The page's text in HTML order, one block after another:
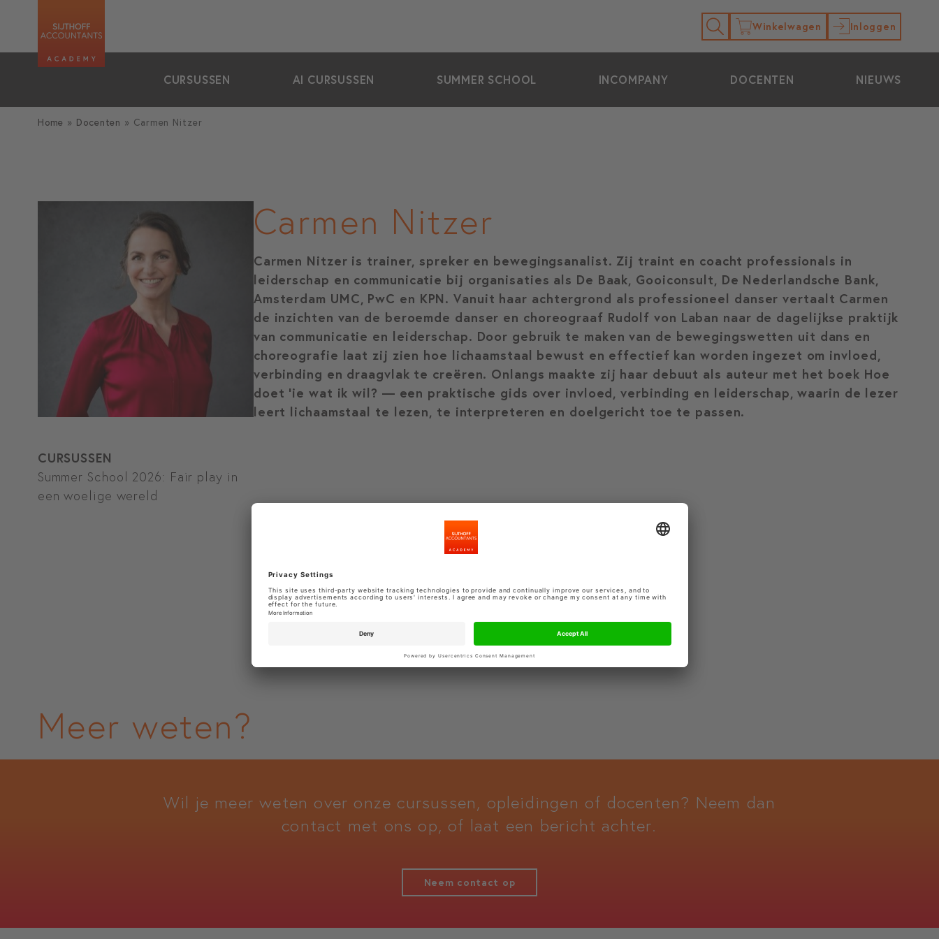
Winkelwagen Inloggen
CURSUSSEN AI CURSUSSEN SUMMER SCHOOL INCOMPANY DOCENTEN NIEUWS
Home » Docenten » Carmen Nitzer
CURSUSSEN
Summer School 2026: Fair play in
een woelige wereld
Carmen Nitzer
Carmen Nitzer is trainer, spreker en bewegingsanalist. Zij traint en coacht professionals in
leiderschap en communicatie bij organisaties als De Baak, Gooiconsult, De Nederlandsche Bank,
Amsterdam UMC, PwC en KPN. Vanuit haar achtergrond als professioneel danser vertaalt Carmen
de inzichten van de beroemde danser en choreograaf Rudolf von Laban naar de dagelijkse praktijk
van communicatie en leiderschap. Door gebruik te maken van de bewegingswetten uit dans en
choreografie laat zij zien hoe lichaamstaal bewust en effectief kan worden ingezet om invloed,
verbinding en draagvlak te creëren. Onlangs maakte zij haar debuut als auteur met het boek Hoe
doet ’ie wat ik wil? — een praktische gids over invloed, verbinding en leiderschap, waarin de lezer
leert lichaamstaal te lezen, te interpreteren en doelgericht toe te passen.
bekijk meer docenten
Meer weten?
Wil je meer weten over onze cursussen, opleidingen of docenten? Neem dan
contact met ons op, of laat een bericht achter.
Neem contact op